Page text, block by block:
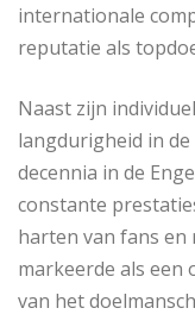
internationale
reputatie als
Naast zijn
langdurigheid in
decennia in de
constante
harten van fans en
markeerde als een
van het